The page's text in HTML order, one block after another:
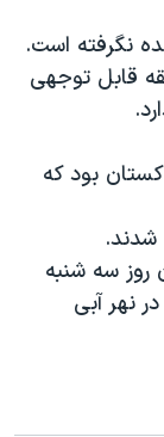
نگرفته است.
قابل توجهی
بود که
سه شنبه
در نهر آبی